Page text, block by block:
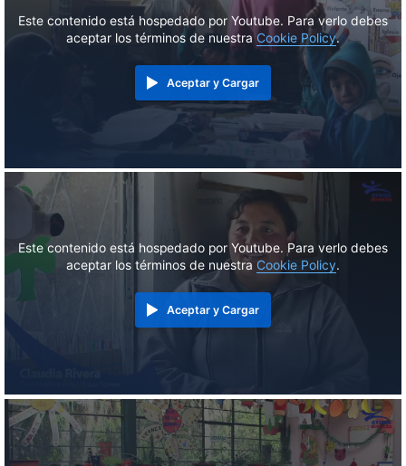
Este contenido está hospedado por Youtube. Para verlo debes
aceptar los términos de nuestraCookie Policy.
Aceptar y Cargar
Este contenido está hospedado por Youtube. Para verlo debes
aceptar los términos de nuestra Cookie Policy.
Aceptar y Cargar